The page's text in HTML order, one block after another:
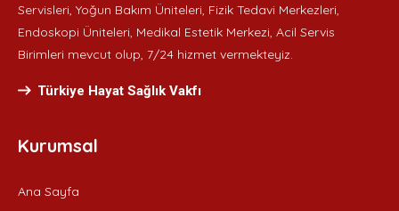
Servisleri, Yoğun Bakım Üniteleri, Fizik Tedavi Merkezleri,
Endoskopi Üniteleri, Medikal Estetik Merkezi, Acil Servis
Birimleri mevcut olup, 7/24 hizmet vermekteyiz.
Türkiye Hayat Sağlık Vakfı
Kurumsal
Ana Sayfa